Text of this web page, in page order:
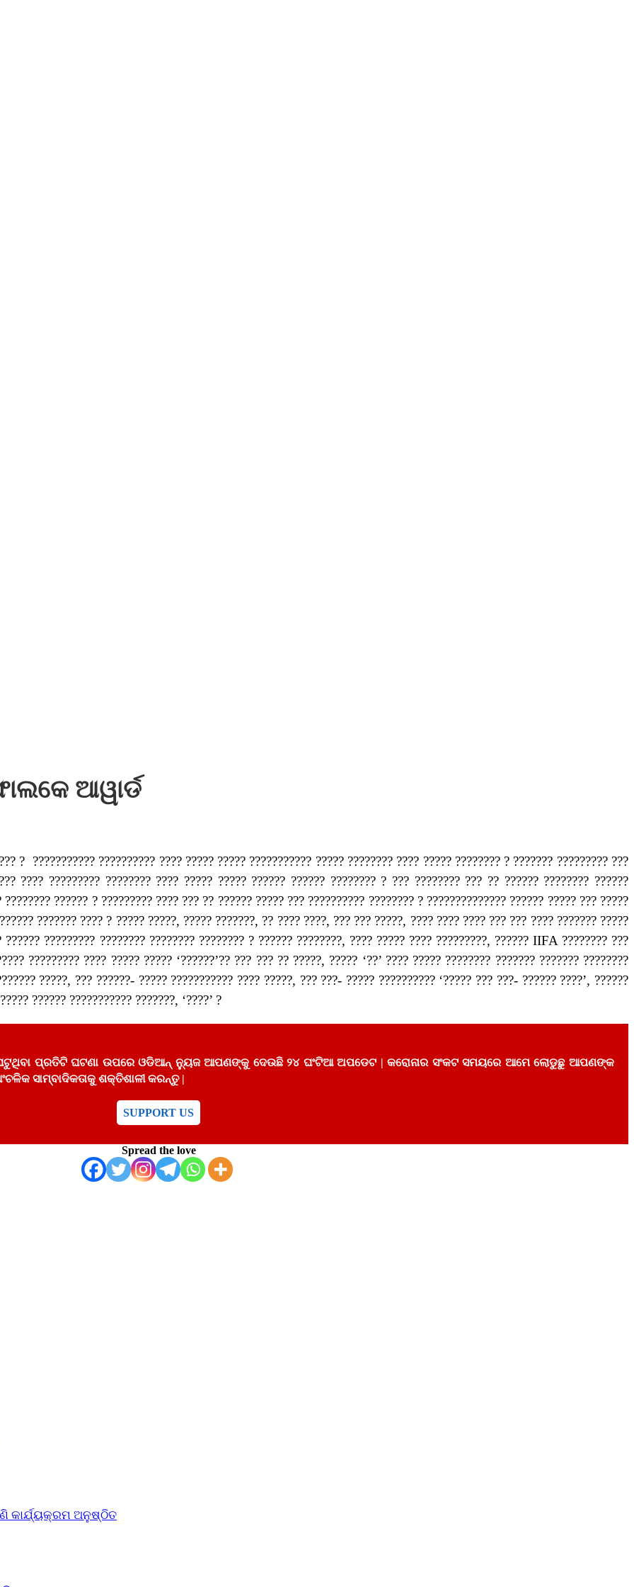
ଆୱାର୍ଡ
? ??????????? ?????????? ???? ????? ????? ??????????? ????? ???????? ???? ????? ???????? ? ??????? ????????? ???
???? ????????? ???????? ???? ????? ????? ?????? ?????? ???????? ? ??? ???????? ??? ?? ?????? ???????? ??????
?????? ? ????????? ???? ??? ?? ?????? ????? ??? ?????????? ???????? ? ?????????????? ?????? ????? ??? ?????
??????? ???? ? ????? ?????, ????? ???????, ?? ???? ????, ??? ??? ?????, ???? ???? ???? ??? ??? ???? ??????? ?????
????????? ???????? ???????? ???????? ? ?????? ????????, ???? ????? ???? ?????????, ?????? IIFA ???????? ???
????????? ???? ????? ????? ‘??????’?? ??? ??? ?? ?????, ????? ‘??’ ???? ????? ???????? ??????? ??????? ????????
?????, ??? ??????- ????? ??????????? ???? ?????, ??? ???- ????? ?????????? ‘????? ??? ???- ?????? ????’, ??????
?????? ??????????? ???????, ‘????’ ?
ଘଟୁଥିବା ପ୍ରତିଟି ଘଟଣା ଉପରେ ଓଡିଆନ୍ ନ୍ୟୁଜ ଆପଣଙ୍କୁ ଦେଉଛି ୨୪ ଘଂଟିଆ ଅପଡେଟ | କରୋନାର ସଂକଟ ସମୟରେ ଆମେ ଲୋଡୁଛୁ ଆପଣଙ୍କ
ସାମ୍ବାଦିକତାକୁ ଶକ୍ତିଶାଳୀ କରନ୍ତୁ |
SUPPORT US
Spread the love
କାର୍ଯ୍ୟକ୍ରମ ଅନୁଷ୍ଠିତ